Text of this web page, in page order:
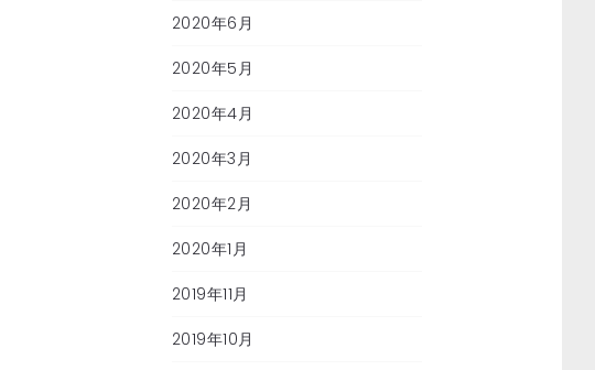
2020年6月
2020年5月
2020年4月
2020年3月
2020年2月
2020年1月
2019年11月
2019年10月